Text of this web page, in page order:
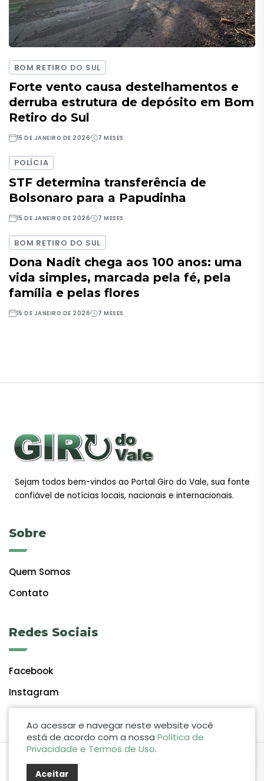
BOM RETIRO DO SUL
Forte vento causa destelhamentos e
derruba estrutura de depósito em Bom
Retiro do Sul
15 DE JANEIRO DE 2026 7 MESES
POLÍCIA
STF determina transferência de
Bolsonaro para a Papudinha
15 DE JANEIRO DE 2026 7 MESES
BOM RETIRO DO SUL
Dona Nadit chega aos 100 anos: uma
vida simples, marcada pela fé, pela
família e pelas flores
15 DE JANEIRO DE 2026 7 MESES
Sejam todos bem-vindos ao Portal Giro do Vale, sua fonte
confiável de notícias locais, nacionais e internacionais.
Sobre
Quem Somos
Contato
Redes Sociais
Facebook
Instagram
Ao acessar e navegar neste website você
está de acordo com a nossa Política de
Privacidade e Termos de Uso.
Aceitar